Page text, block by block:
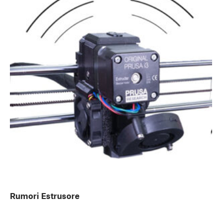
Rumori Estrusore